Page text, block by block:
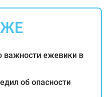
важности ежевики в
об опасности